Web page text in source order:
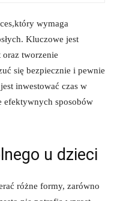
wymaga
Kluczowe jest
oraz‍ tworzenie
się bezpiecznie i pewnie
inwestować czas w
efektywnych sposobów
​u dzieci
różne formy,‍ zarówno